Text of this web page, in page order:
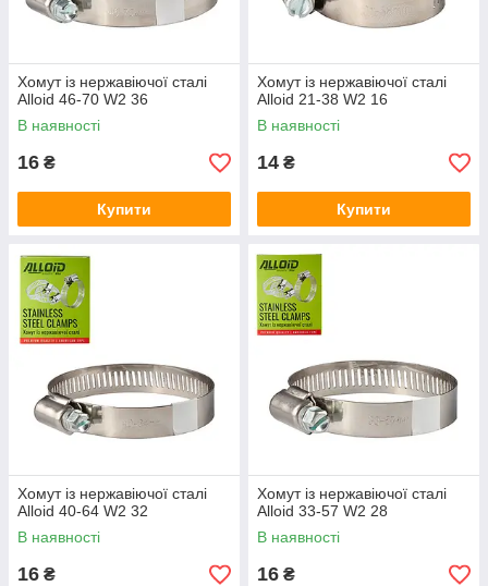
Хомут із нержавіючої сталі
Alloid 46-70 W2 36
В наявності
16 ₴
Купити
Хомут із нержавіючої сталі
Alloid 21-38 W2 16
В наявності
14 ₴
Купити
Хомут із нержавіючої сталі
Alloid 40-64 W2 32
В наявності
16 ₴
Хомут із нержавіючої сталі
Alloid 33-57 W2 28
В наявності
16 ₴